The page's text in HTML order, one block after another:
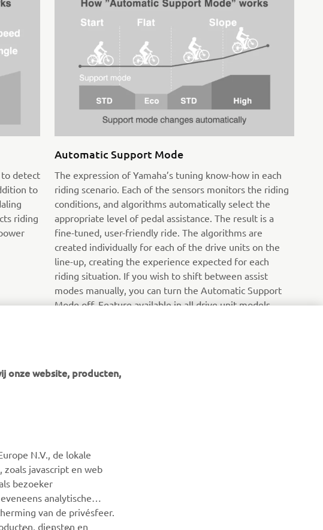
to detect
riding
Automatic Support Mode
The expression of Yamaha’s tuning know-how in each
riding scenario. Each of the sensors monitors the riding
conditions, and algorithms automatically select the
appropriate level of pedal assistance. The result is a
fine-tuned, user-friendly ride. The algorithms are
created individually for each of the drive units on the
line-up, creating the experience expected for each
riding situation. If you wish to shift between assist
modes manually, you can turn the Automatic Support
Mode off. Feature available in all drive unit models.
Wees de eerste die meer te weten komt over de nieuwste
deals, speciale evenementen, nieuwe producten en nog veel
meer
onze website, producten,
N.V., de lokale
javascript en web
bezoeker
analytische
van de privésfeer.
diensten en